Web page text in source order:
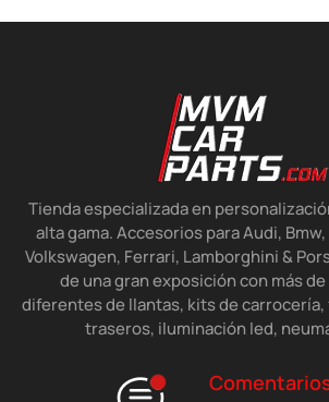
Tienda especializada en
alta gama. Accesorios para Audi,
Volkswagen, Ferrari, Lamborghini &
de una gran exposición con más
diferentes de llantas, kits de
traseros, iluminación led,